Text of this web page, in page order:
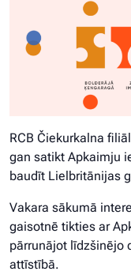
RCB Čiekurkalna
gan satikt Apkaimju
baudīt Lielbritānijas
Vakara sākumā
gaisotnē tikties ar
pārrunājot līdzšinējo
attīstībā.